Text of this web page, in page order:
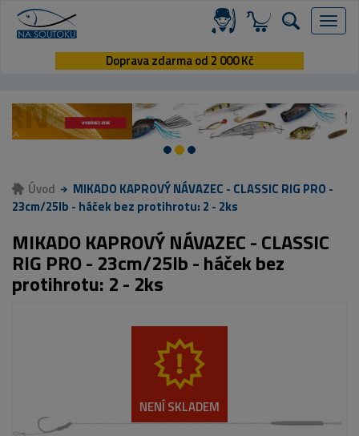
Menu
Doprava zdarma od 2 000 Kč
Úvod
MIKADO KAPROVÝ NÁVAZEC - CLASSIC RIG PRO -
23cm/25lb - háček bez protihrotu: 2 - 2ks
MIKADO KAPROVÝ NÁVAZEC - CLASSIC
RIG PRO - 23cm/25lb - háček bez
protihrotu: 2 - 2ks
NENÍ SKLADEM